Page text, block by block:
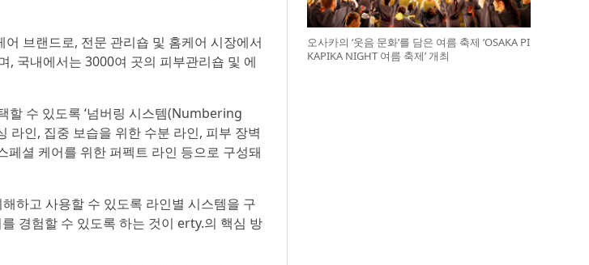
브랜드로, 전문 관리숍 및 홈케어 시장에서
, 국내에서는 3000여 곳의 피부관리숍 및 에
할 수 있도록 ‘넘버링 시스템(Numbering
라인, 집중 보습을 위한 수분 라인, 피부 장벽
셜 케어를 위한 퍼펙트 라인 등으로 구성돼
하고 사용할 수 있도록 라인별 시스템을 구
경험할 수 있도록 하는 것이 erty.의 핵심 방
오사카의 ‘웃음 문화’를 담은 여름 축제 ‘OSAKA PI
KAPIKA NIGHT 여름 축제’ 개최